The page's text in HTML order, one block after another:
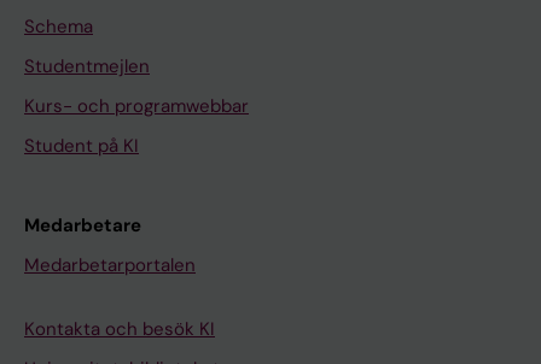
Schema
Studentmejlen
Kurs- och programwebbar
Student på KI
Medarbetare
Medarbetarportalen
Kontakta och besök KI